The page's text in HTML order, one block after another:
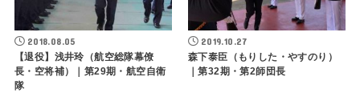
2018.08.05
【退役】浅井玲（航空総隊幕僚
長・空将補）｜第29期・航空自衛
隊
2019.10.27
森下泰臣（もりした・やすのり）
｜第32期・第2師団長